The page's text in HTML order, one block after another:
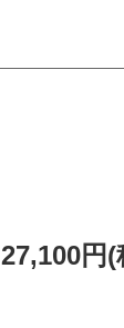
27,100円(